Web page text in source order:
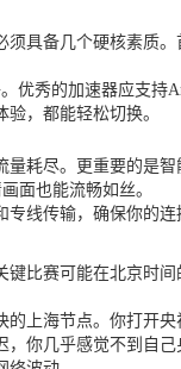
具备几个硬核素质
秀的加速器应支持
，都能轻松切换。
耗尽。更重要的是
面也能流畅如丝。
线传输，确保你的连
比赛可能在北京时
上海节点。你打开
你几乎感觉不到自